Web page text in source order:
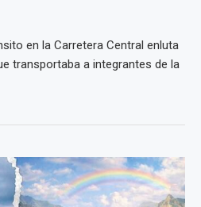
en la Carretera Central enluta
transportaba a integrantes de la